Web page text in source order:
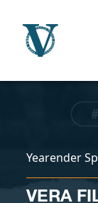
Yearender
VERA